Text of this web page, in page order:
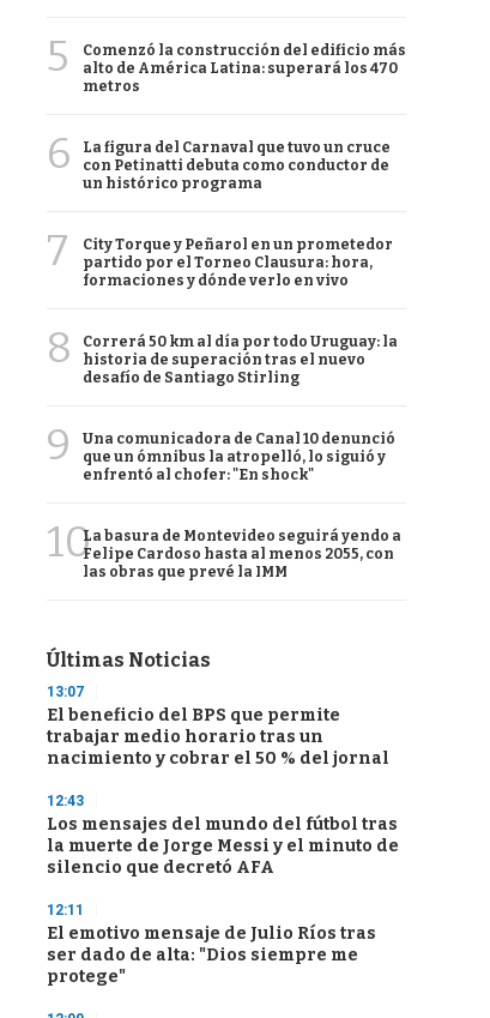
5
Comenzó la construcción del edificio más
alto de América Latina: superará los 470
metros
6
La figura del Carnaval que tuvo un cruce
con Petinatti debuta como conductor de
un histórico programa
7
City Torque y Peñarol en un prometedor
partido por el Torneo Clausura: hora,
formaciones y dónde verlo en vivo
8
Correrá 50 km al día por todo Uruguay: la
historia de superación tras el nuevo
desafío de Santiago Stirling
9
Una comunicadora de Canal 10 denunció
que un ómnibus la atropelló, lo siguió y
enfrentó al chofer: "En shock"
10La basura de Montevideo seguirá yendo a
Felipe Cardoso hasta al menos 2055, con
las obras que prevé la IMM
Últimas Noticias
13:07
El beneficio del BPS que permite
trabajar medio horario tras un
nacimiento y cobrar el 50 % del jornal
12:43
Los mensajes del mundo del fútbol tras
la muerte de Jorge Messi y el minuto de
silencio que decretó AFA
12:11
El emotivo mensaje de Julio Ríos tras
ser dado de alta: "Dios siempre me
protege"